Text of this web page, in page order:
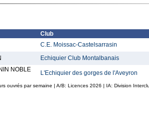
Club
C.E. Moissac-Castelsarrasin
Echiquier Club Montalbanais
NOBLE
L'Echiquier des gorges de l'Aveyron
ouvrés par semaine | A/B: Licences 2026 | IA: Division